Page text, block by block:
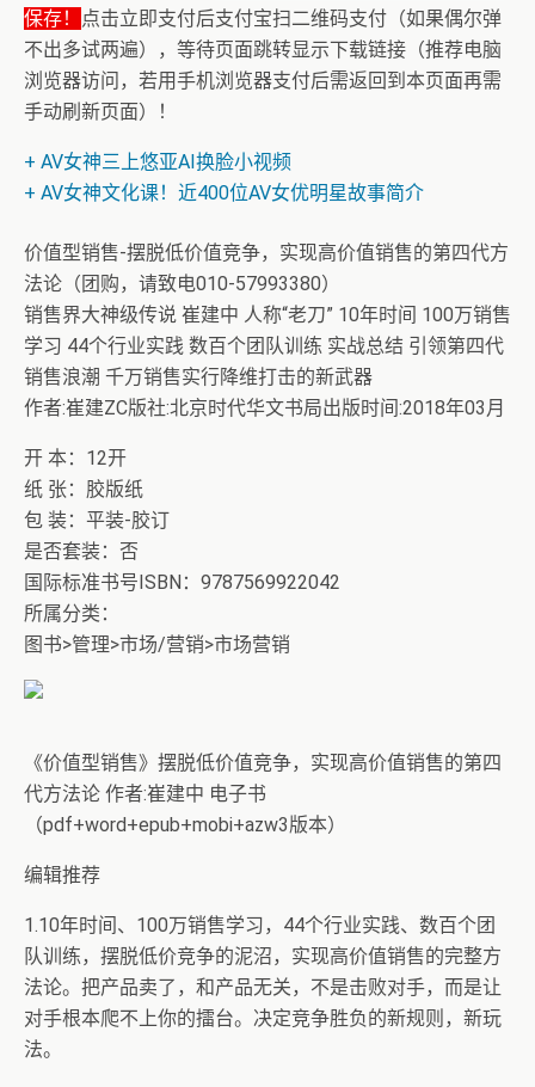
保存！
点击立即支付后支付宝扫二维码支付（如果偶尔弹
不出多试两遍），等待页面跳转显示下载链接（推荐电脑
浏览器访问，若用手机浏览器支付后需返回到本页面再需
手动刷新页面）！
+ AV女神三上悠亚AI换脸小视频
+ AV女神文化课！近400位AV女优明星故事简介
价值型销售-摆脱低价值竞争，实现高价值销售的第四代方
法论（团购，请致电010-57993380）
销售界大神级传说 崔建中 人称“老刀” 10年时间 100万销售
学习 44个行业实践 数百个团队训练 实战总结 引领第四代
销售浪潮 千万销售实行降维打击的新武器
作者:崔建ZC版社:北京时代华文书局出版时间:2018年03月
开 本：12开
纸 张：胶版纸
包 装：平装-胶订
是否套装：否
国际标准书号ISBN：9787569922042
所属分类：
图书>管理>市场/营销>市场营销
《价值型销售》摆脱低价值竞争，实现高价值销售的第四
代方法论 作者:崔建中 电子书
（pdf+word+epub+mobi+azw3版本）
编辑推荐
1.10年时间、100万销售学习，44个行业实践、数百个团
队训练，摆脱低价竞争的泥沼，实现高价值销售的完整方
法论。把产品卖了，和产品无关，不是击败对手，而是让
对手根本爬不上你的擂台。决定竞争胜负的新规则，新玩
法。